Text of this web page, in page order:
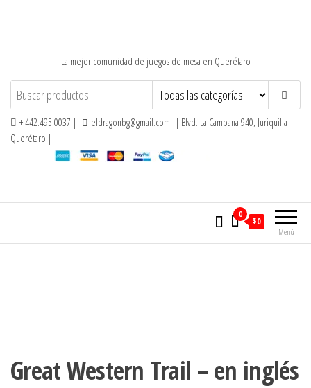
La mejor comunidad de juegos de mesa en Querétaro
+ 442.495.0037 ||
eldragonbg@gmail.com || Blvd. La Campana 940, Juriquilla
Querétaro ||
Menú
0
$0
Great Western Trail – en inglés